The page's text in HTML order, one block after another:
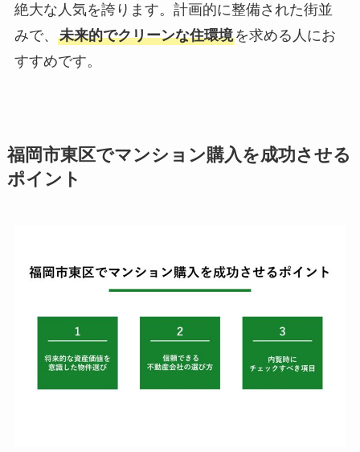
絶大な人気を誇ります。計画的に整備された街並
みで、 未来的でクリーンな住環境を求める人にお
すすめです。
福岡市東区でマンション購入を成功させる
ポイント